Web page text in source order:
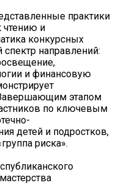
практики
чтению и
конкурсных
направлений:
и финансовую
этапом
по ключевым
детей и подростков,
риска».